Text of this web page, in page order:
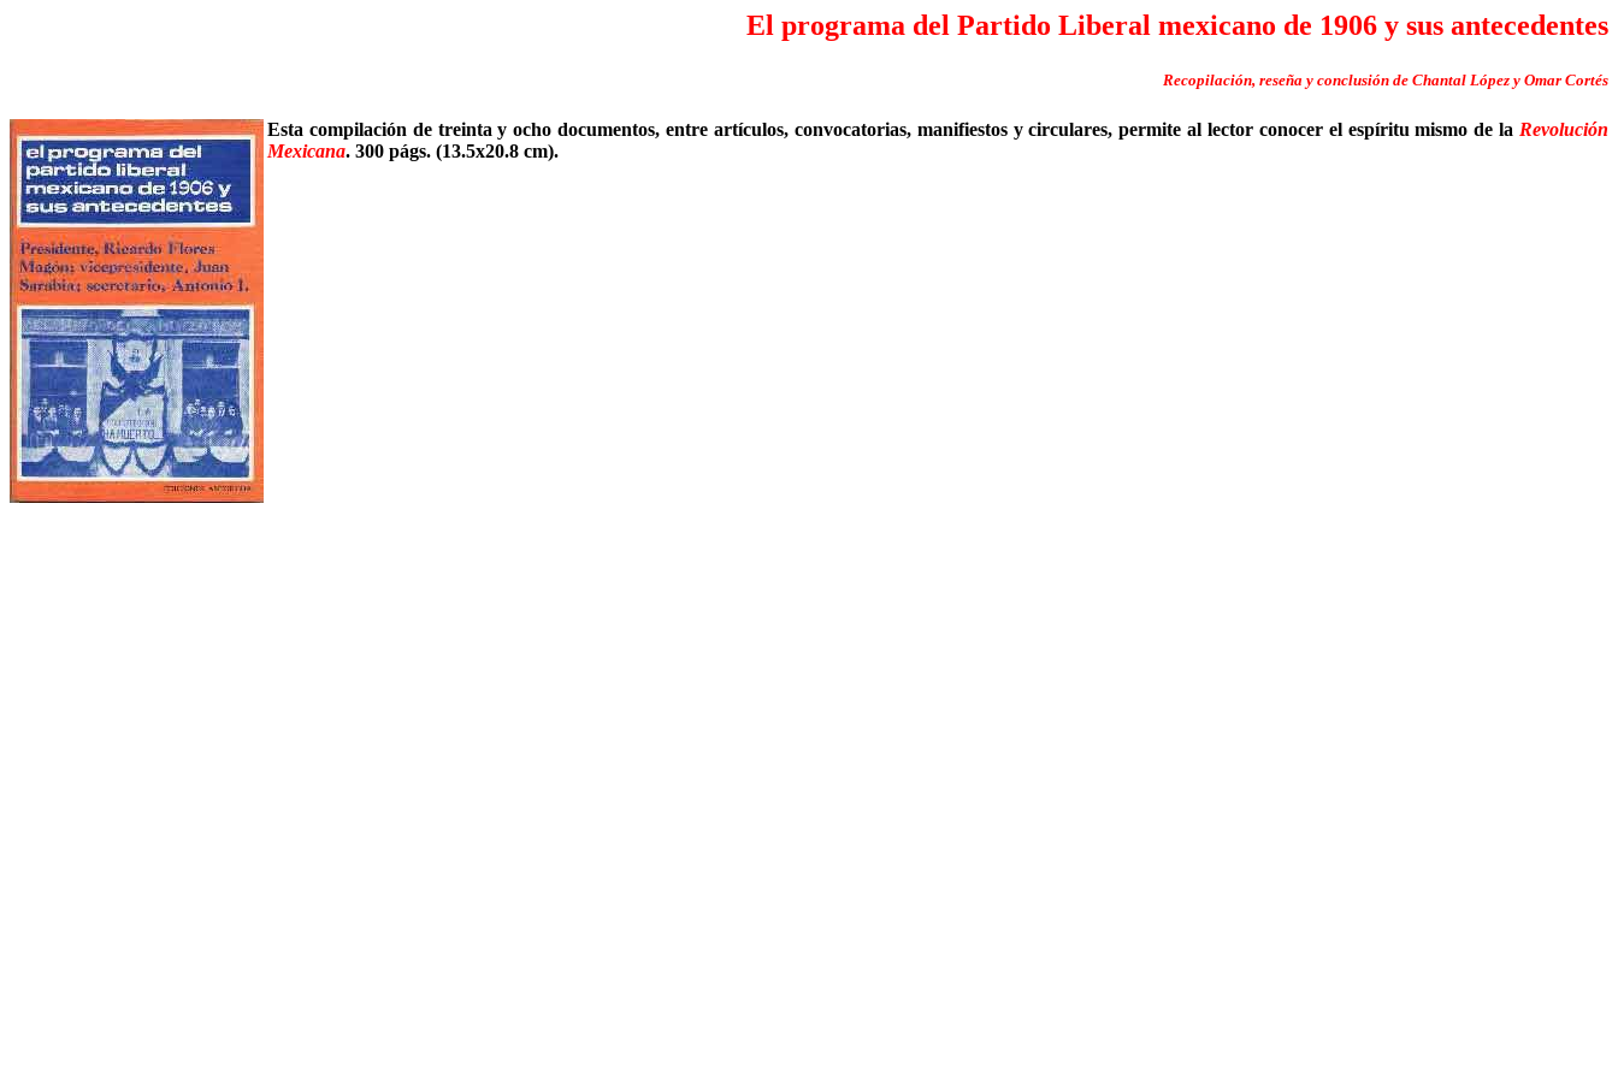
El programa del Partido Liberal mexicano de 1906 y sus antecedentes
Recopilación, reseña y conclusión de Chantal López y Omar Cortés
Esta compilación de treinta y ocho documentos, entre artículos, convocatorias, manifiestos y circulares, permite al lector conocer el espíritu mismo de la Revolución
Mexicana. 300 págs. (13.5x20.8 cm).